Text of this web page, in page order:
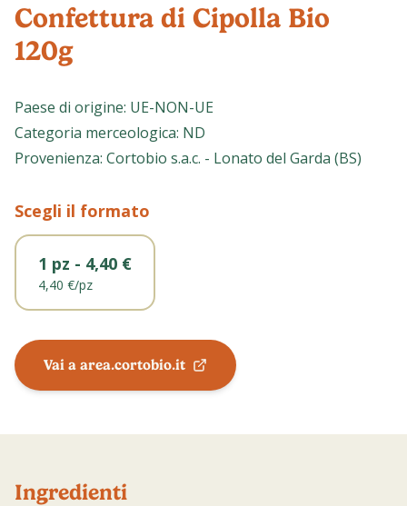
Confettura di Cipolla Bio
120g
Paese di origine: UE-NON-UE
Categoria merceologica: ND
Provenienza: Cortobio s.a.c. - Lonato del Garda (BS)
Scegli il formato
1 pz - 4,40 €
4,40 €/pz
Vai a area.cortobio.it
Ingredienti